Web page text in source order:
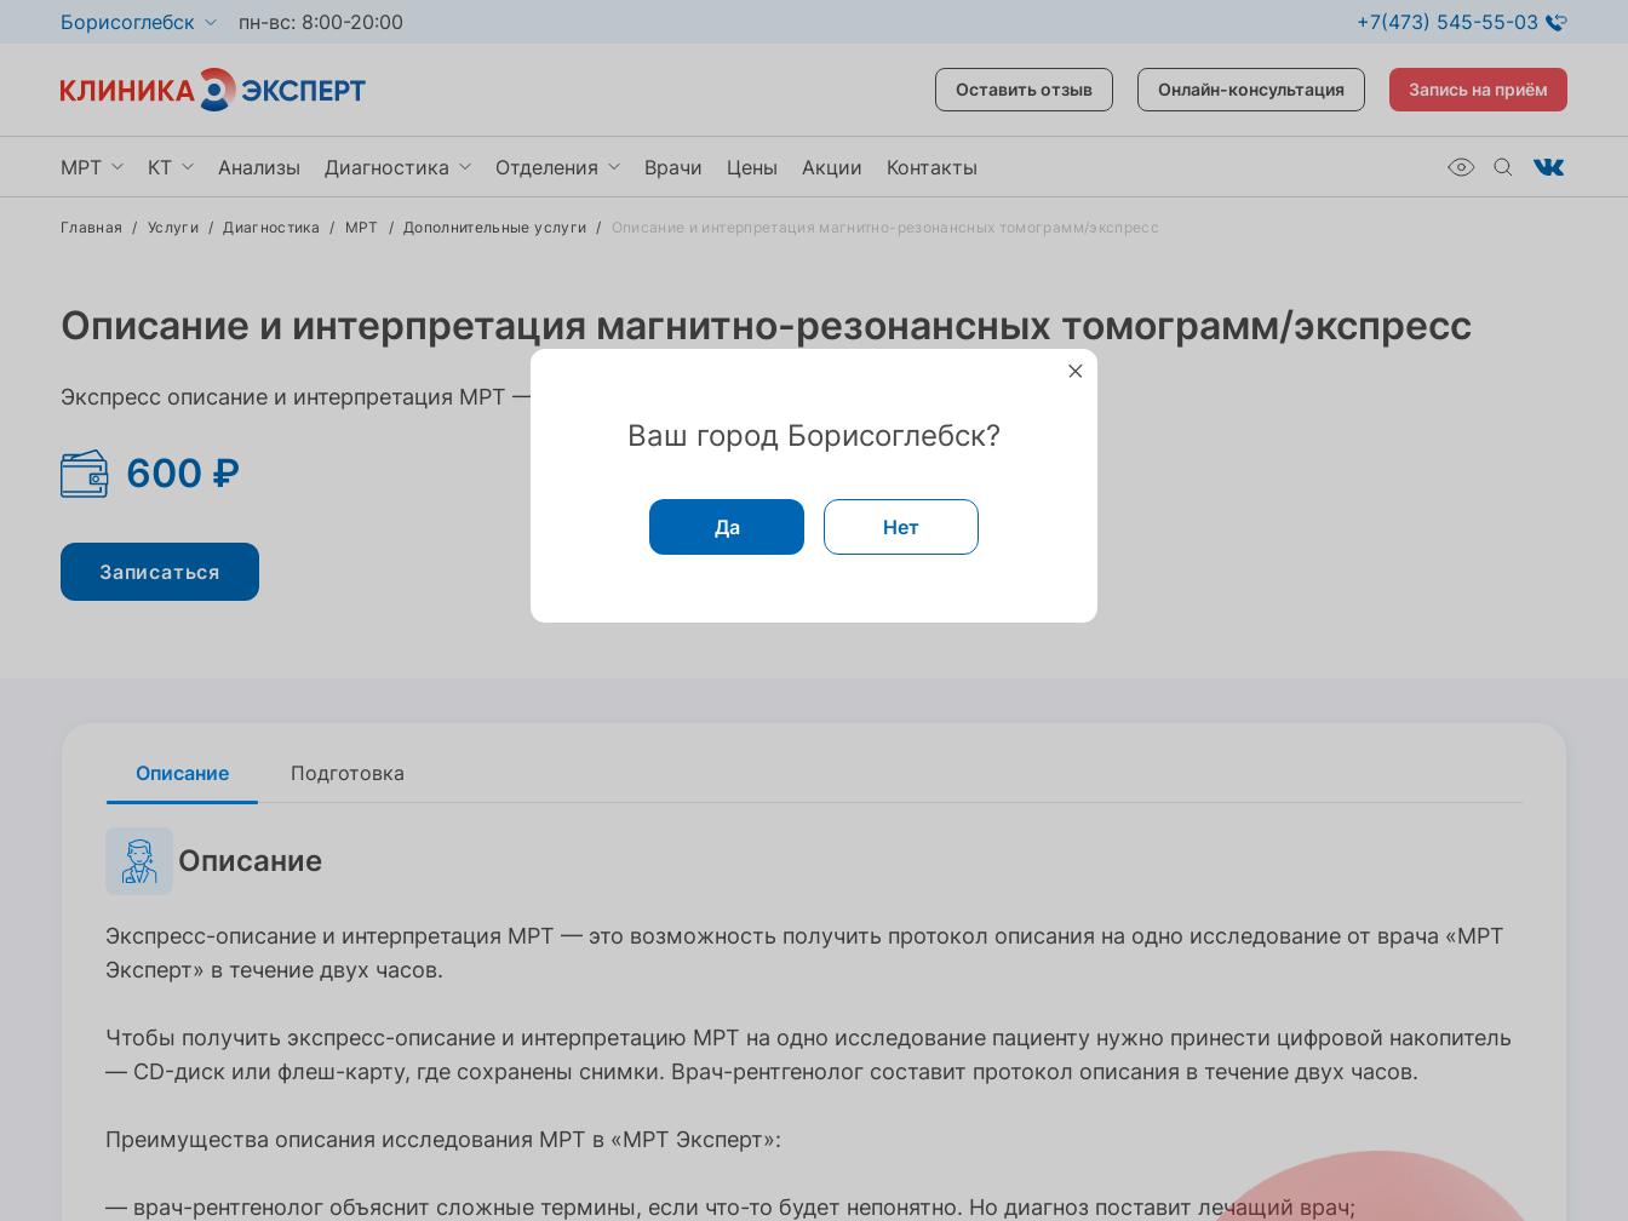
Борисоглебск пн-вс: 8:00-20:00 +7(473) 545-55-03
Оставить отзыв Онлайн-консультация Запись на приём
МРТ
МРТ брюшной полости
Показать ещё
КТ
КТ мочевыделительной системы
Показать ещё
Анализы Диагностика
Эндоскопия
Показать ещё
Отделения
Травматология
Показать ещё
Врачи Цены Акции Контакты
Главная / Услуги / Диагностика / МРТ / Дополнительные услуги / Описание и интерпретация магнитно-резонансных томограмм/экспресс
Описание и интерпретация магнитно-резонансных томограмм/экспресс
Экспресс описание и интерпретация МРТ — опишем МРТ-исследование за два часа.
600 ₽
Записаться
Описание
Описание Подготовка
Подготовка
Описание
Экспресс-описание и интерпретация МРТ — это возможность получить протокол описания на одно исследование от врача «МРТ
Эксперт» в течение двух часов.
Чтобы получить экспресс-описание и интерпретацию МРТ на одно исследование пациенту нужно принести цифровой накопитель
— CD-диск или флеш-карту, где сохранены снимки. Врач-рентгенолог составит протокол описания в течение двух часов.
Преимущества описания исследования МРТ в «МРТ Эксперт»:
— врач-рентгенолог объяснит сложные термины, если что-то будет непонятно. Но диагноз поставит лечащий врач;
Ваш город Борисоглебск?
Да Нет